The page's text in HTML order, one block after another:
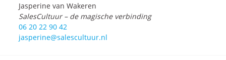
Jasperine van Wakeren
SalesCultuur – de magische verbinding
06 20 22 90 42
jasperine@salescultuur.nl